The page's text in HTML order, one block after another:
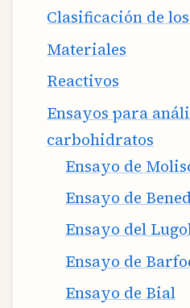
Clasificación de
Materiales
Reactivos
Ensayos para
carbohidratos
Ensayo de
Ensayo de
Ensayo del
Ensayo de
Ensayo de Bial